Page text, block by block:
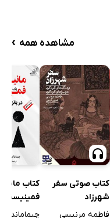
مشاهده همه ›
کتاب صوتی سفر
شهرزاد
فاطمه مرنیسی
کتاب
فمینیست
پیشنهاد